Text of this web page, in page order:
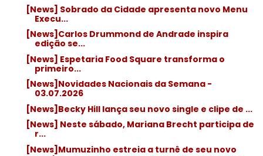
[News] Sobrado da Cidade apresenta novo Menu
Execu...
[News]Carlos Drummond de Andrade inspira
edição se...
[News] Espetaria Food Square transforma o
primeiro...
[News]Novidades Nacionais da Semana -
03.07.2026
[News]Becky Hill lança seu novo single e clipe de ...
[News] Neste sábado, Mariana Brecht participa de
r...
[News]Mumuzinho estreia a turnê de seu novo